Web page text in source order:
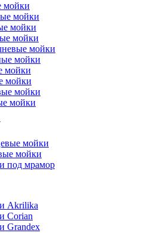
мойки
мойки
мойки
мойки
мойки
мойки
мойки
мойки
мойки
мойки
мойки
мойки
под мрамор
Akrilika
Corian
Grandex